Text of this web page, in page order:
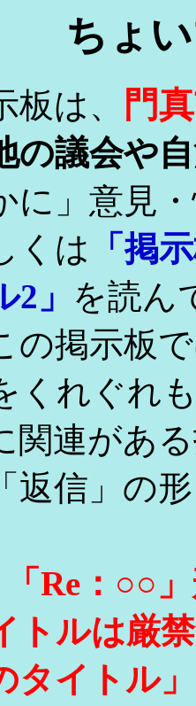
ちょ
板は、
門
の議会や
に」意見
くは
「掲
」 を読ん
掲示板で
くれぐれ
関連があ
返信」の
Re：○○
トルは厳
タイトル